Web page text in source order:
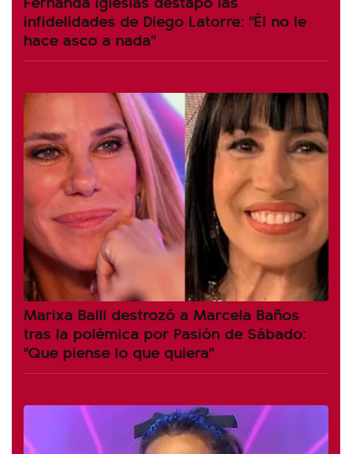
infidelidades de Diego Latorre: "Él no le
hace asco a nada"
Marixa Balli destrozó a Marcela Baños
tras la polémica por Pasión de Sábado:
"Que piense lo que quiera"